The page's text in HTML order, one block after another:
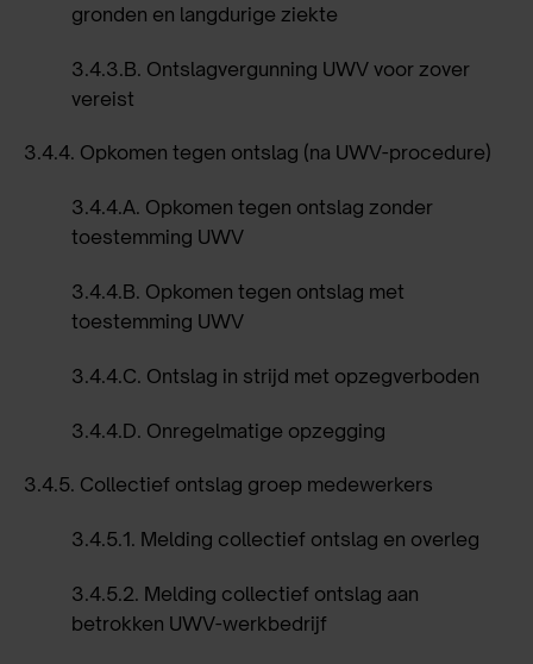
gronden en langdurige ziekte
3.4.3.B. Ontslagvergunning UWV voor zover
vereist
3.4.4. Opkomen tegen ontslag (na UWV-procedure)
3.4.4.A. Opkomen tegen ontslag zonder
toestemming UWV
3.4.4.B. Opkomen tegen ontslag met
toestemming UWV
3.4.4.C. Ontslag in strijd met opzegverboden
3.4.4.D. Onregelmatige opzegging
3.4.5. Collectief ontslag groep medewerkers
3.4.5.1. Melding collectief ontslag en overleg
3.4.5.2. Melding collectief ontslag aan
betrokken UWV-werkbedrijf